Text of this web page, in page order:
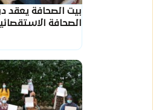
بيت الصحافة يعقد
الصحافة